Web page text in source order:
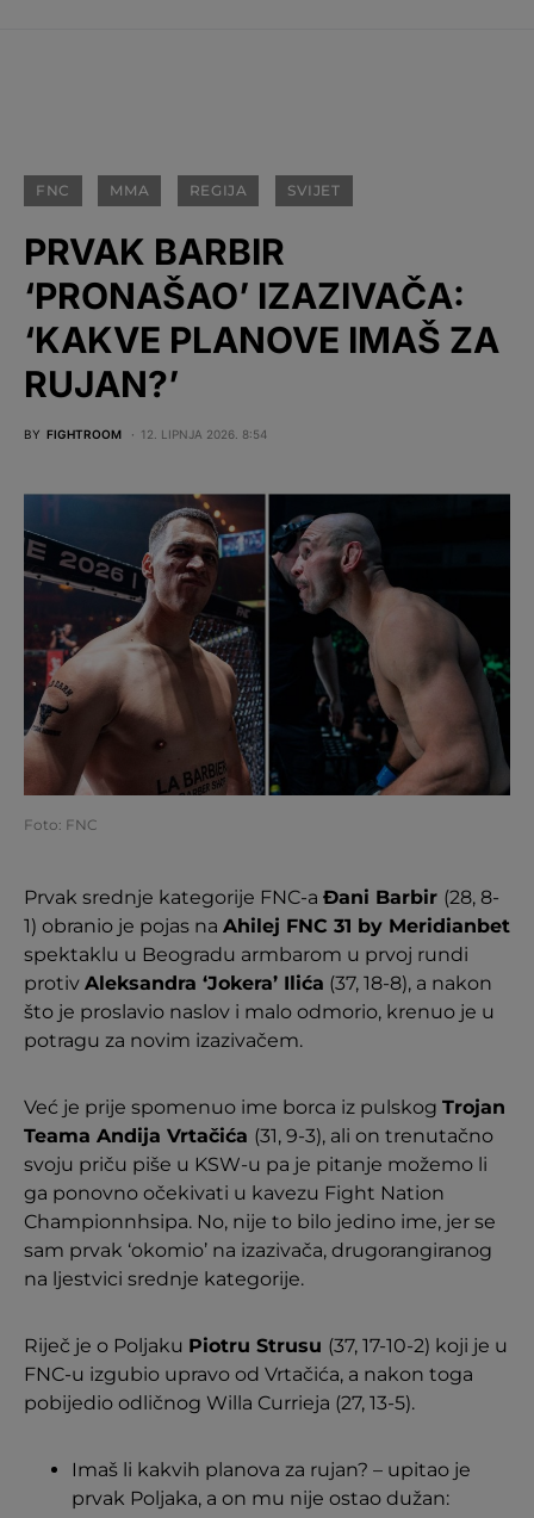
FNC MMA REGIJA SVIJET
PRVAK BARBIR
‘PRONAŠAO’ IZAZIVAČA:
‘KAKVE PLANOVE IMAŠ ZA
RUJAN?’
BY FIGHTROOM 12. LIPNJA 2026. 8:54
Foto: FNC
Prvak srednje kategorije FNC-a Đani Barbir (28, 8-
1) obranio je pojas na Ahilej FNC 31 by Meridianbet
spektaklu u Beogradu armbarom u prvoj rundi
protiv Aleksandra ‘Jokera’ Ilića (37, 18-8), a nakon
što je proslavio naslov i malo odmorio, krenuo je u
potragu za novim izazivačem.
Već je prije spomenuo ime borca iz pulskog Trojan
Teama Andija Vrtačića (31, 9-3), ali on trenutačno
svoju priču piše u KSW-u pa je pitanje možemo li
ga ponovno očekivati u kavezu Fight Nation
Championnhsipa. No, nije to bilo jedino ime, jer se
sam prvak ‘okomio’ na izazivača, drugorangiranog
na ljestvici srednje kategorije.
Riječ je o Poljaku Piotru Strusu (37, 17-10-2) koji je u
FNC-u izgubio upravo od Vrtačića, a nakon toga
pobijedio odličnog Willa Currieja (27, 13-5).
Imaš li kakvih planova za rujan? – upitao je
prvak Poljaka, a on mu nije ostao dužan: